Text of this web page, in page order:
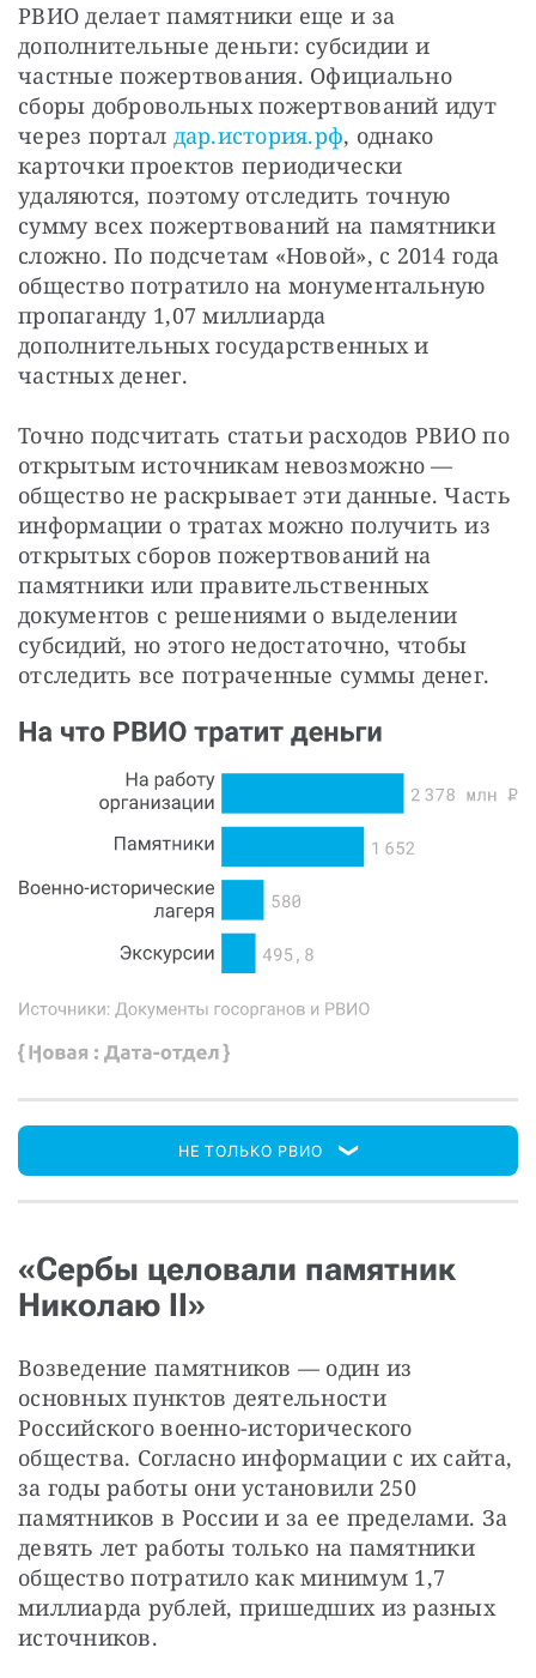
РВИО делает памятники еще и за
дополнительные деньги: субсидии и
частные пожертвования. Официально
сборы добровольных пожертвований идут
через портал дар.история.рф, однако
карточки проектов периодически
удаляются, поэтому отследить точную
сумму всех пожертвований на памятники
сложно. По подсчетам «Новой», с 2014 года
общество потратило на монументальную
пропаганду 1,07 миллиарда
дополнительных государственных и
частных денег.
Точно подсчитать статьи расходов РВИО по
открытым источникам невозможно —
общество не раскрывает эти данные. Часть
информации о тратах можно получить из
открытых сборов пожертвований на
памятники или правительственных
документов с решениями о выделении
субсидий, но этого недостаточно, чтобы
отследить все потраченные суммы денег.
НЕ ТОЛЬКО РВИО
«Сербы целовали памятник
Николаю II»
Возведение памятников — один из
основных пунктов деятельности
Российского военно-исторического
общества. Согласно информации с их сайта,
за годы работы они установили 250
памятников в России и за ее пределами. За
девять лет работы только на памятники
общество потратило как минимум 1,7
миллиарда рублей, пришедших из разных
источников.